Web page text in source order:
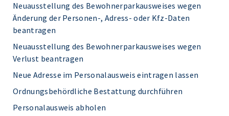
Neuausstellung des Bewohnerparkausweises wegen
Änderung der Personen-, Adress- oder Kfz-Daten
beantragen
Neuausstellung des Bewohnerparkausweises wegen
Verlust beantragen
Neue Adresse im Personalausweis eintragen lassen
Ordnungsbehördliche Bestattung durchführen
Personalausweis abholen